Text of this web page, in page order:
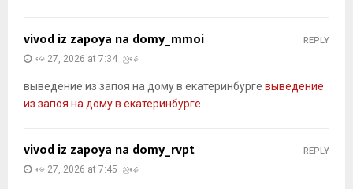
vivod iz zapoya na domy_mmoi
မေ 27, 2026 at 7:34 ညနေ
выведение из запоя на дому в екатеринбурге выведение
из запоя на дому в екатеринбурге
REPLY
vivod iz zapoya na domy_rvpt
မေ 27, 2026 at 7:45 ညနေ
REPLY